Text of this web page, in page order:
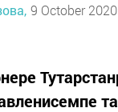
9 October